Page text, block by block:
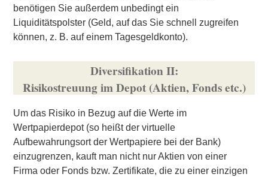
benötigen Sie außerdem unbedingt ein
Liquiditätspolster (Geld, auf das Sie schnell zugreifen
können, z. B. auf einem Tagesgeldkonto).
Diversifikation II:
Risikostreuung im Depot (Aktien, Fonds etc.)
Um das Risiko in Bezug auf die Werte im
Wertpapierdepot (so heißt der virtuelle
Aufbewahrungsort der Wertpapiere bei der Bank)
einzugrenzen, kauft man nicht nur Aktien von einer
Firma oder Fonds bzw. Zertifikate, die zu einer einzigen